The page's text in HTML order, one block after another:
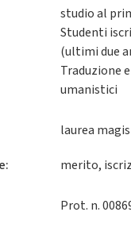
studio al
Studenti
(ultimi due
Traduzione
umanistici
laurea
merito,
Prot. n.